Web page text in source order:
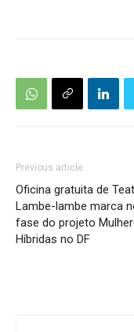
Previous article
Oficina gratuita de
Lambe-lambe marca
fase do projeto
Híbridas no DF